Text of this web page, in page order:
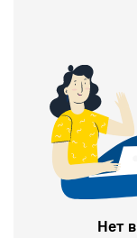
Нет